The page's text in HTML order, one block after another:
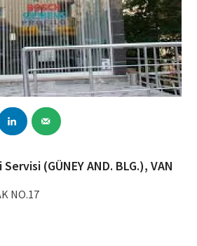
(GÜNEY AND. BLG.), VAN
NO.17